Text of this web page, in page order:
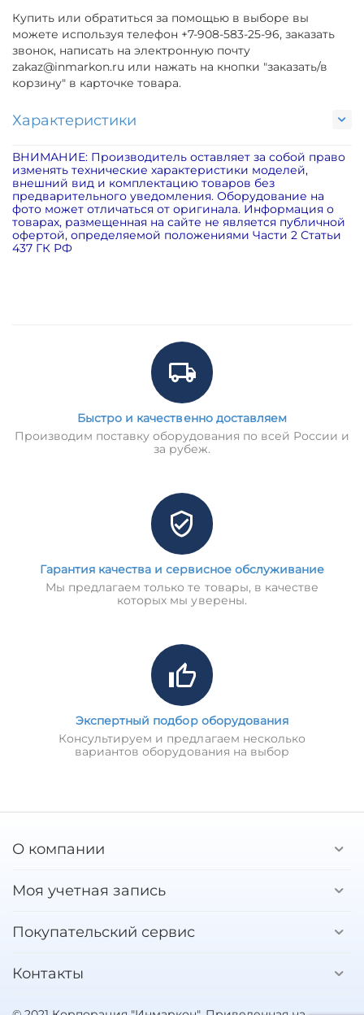
Купить или обратиться за помощью в выборе вы
можете используя телефон +7-908-583-25-96, заказать
звонок, написать на электронную почту
zakaz@inmarkon.ru или нажать на кнопки "заказать/в
корзину" в карточке товара.
Характеристики
ВНИМАНИЕ: Производитель оставляет за собой право
изменять технические характеристики моделей,
внешний вид и комплектацию товаров без
предварительного уведомления. Оборудование на
фото может отличаться от оригинала. Информация о
товарах, размещенная на сайте не является публичной
офертой, определяемой положениями Части 2 Статьи
437 ГК РФ
Быстро и качественно доставляем
Производим поставку оборудования по всей России и
за рубеж.
Гарантия качества и сервисное обслуживание
Мы предлагаем только те товары, в качестве
которых мы уверены.
Экспертный подбор оборудования
Консультируем и предлагаем несколько
вариантов оборудования на выбор
О компании
Моя учетная запись
Покупательский сервис
Контакты